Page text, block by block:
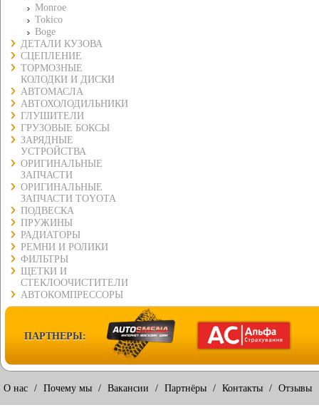
Monroe
Tokico
Boge
ДЕТАЛИ КУЗОВА
СЦЕПЛЕНИЕ
ТОРМОЗНЫЕ
КОЛОДКИ И ДИСКИ
АВТОМАСЛА
АВТОХОЛОДИЛЬНИКИ
ГЛУШИТЕЛИ
ГРУЗОВЫЕ БОКСЫ
ЗАРЯДНЫЕ
УСТРОЙСТВА
ОРИГИНАЛЬНЫЕ
ЗАПЧАСТИ
ОРИГИНАЛЬНЫЕ
ЗАПЧАСТИ TOYOTA
ПОДВЕСКА
ПРУЖИНЫ
РАДИАТОРЫ
РЕМНИ И РОЛИКИ
ФИЛЬТРЫ
ЩЕТКИ И
СТЕКЛООЧИСТИТЕЛИ
АВТОКОМПРЕССОРЫ
ПАРТНЕРЫ:
О нас / Почему мы / Вакансии / Партнёры / Контакты / Отзывы